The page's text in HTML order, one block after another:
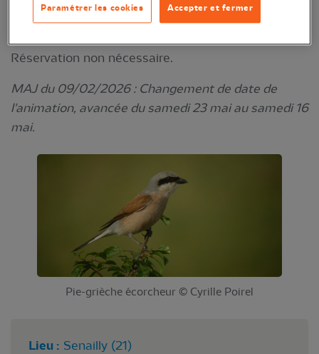
Se munir si possible de jumelles et de bonnes
chaussures.
Réservation non nécessaire.
MAJ du 09/02/2026 : Changement de date de
l'animation, avancée du samedi 23 mai au samedi 16
mai.
Pie-grièche écorcheur © Cyrille Poirel
Lieu : Senailly (21)
Accepter et fermer
Paramétrer les cookies